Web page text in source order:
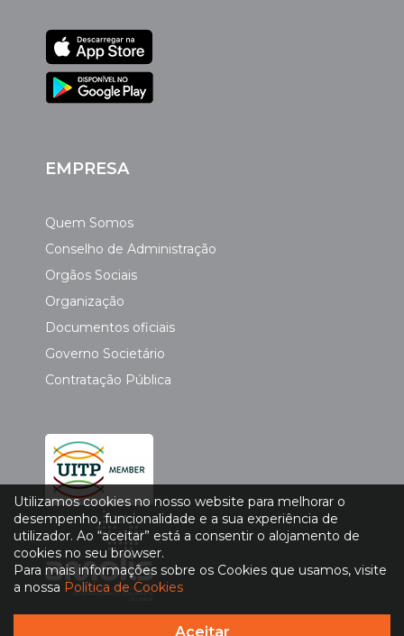
EMPRESA
Quem Somos
Conselho de Administração
Orgãos Sociais
Organização
Documentos oficiais
Governo Societário
Contratação Pública
Política de Privacidade|Política de Cookies
Utilizamos cookies no nosso website para melhorar o
desempenho, funcionalidade e a sua experiência de
utilizador. Ao “aceitar” está a consentir o alojamento de
cookies no seu browser.
Para mais informações sobre os Cookies que usamos, visite
a nossa Política de Cookies
Aceitar